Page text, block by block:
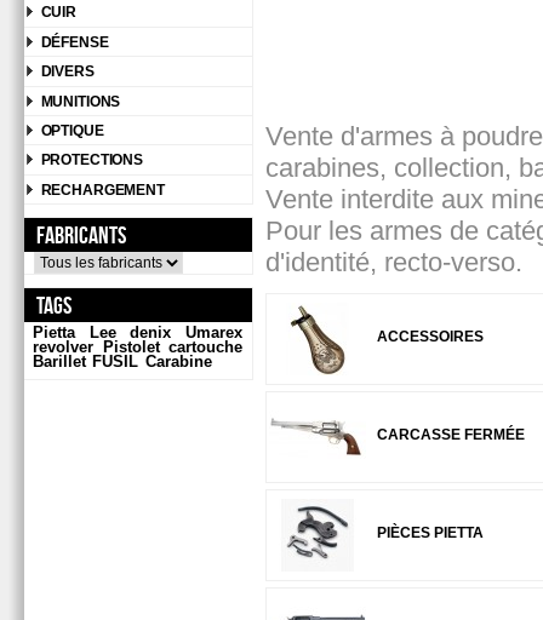
CUIR
DÉFENSE
DIVERS
MUNITIONS
OPTIQUE
PROTECTIONS
RECHARGEMENT
Fabricants
Tags
Pietta Lee denix
Umarex
revolver
Pistolet cartouche
Barillet FUSIL Carabine
Vente d'armes à
carabines, collection,
Vente interdite aux
Pour les armes de
d'identité, recto-verso.
ACCESSOIRES
CARCASSE FERMÉE
PIÈCES PIETTA